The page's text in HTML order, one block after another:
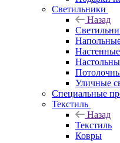
Светильники
Назад
Уличные
Специальные
Текстиль
Назад
Текстиль
Ковры